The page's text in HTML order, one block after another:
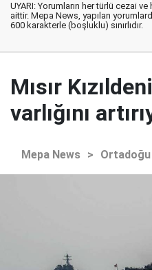
UYARI: Yorumların her türlü cezai
aittir. Mepa News, yapılan
600 karakterle (boşluklu) sınırlıdır.
Mısır
varlığını
Mepa News > Ortadoğu